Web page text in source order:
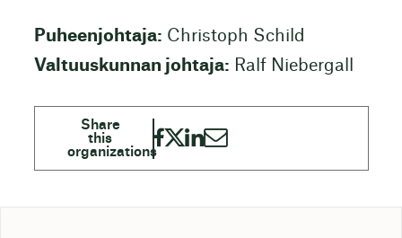
Puheenjohtaja: Christoph Schild
Valtuuskunnan johtaja: Ralf Niebergall